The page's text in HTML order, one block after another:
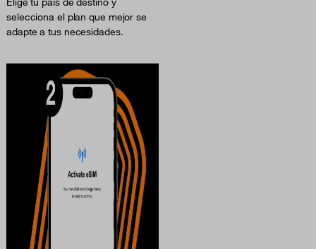
selecciona el plan que mejor se
adapte a tus necesidades.